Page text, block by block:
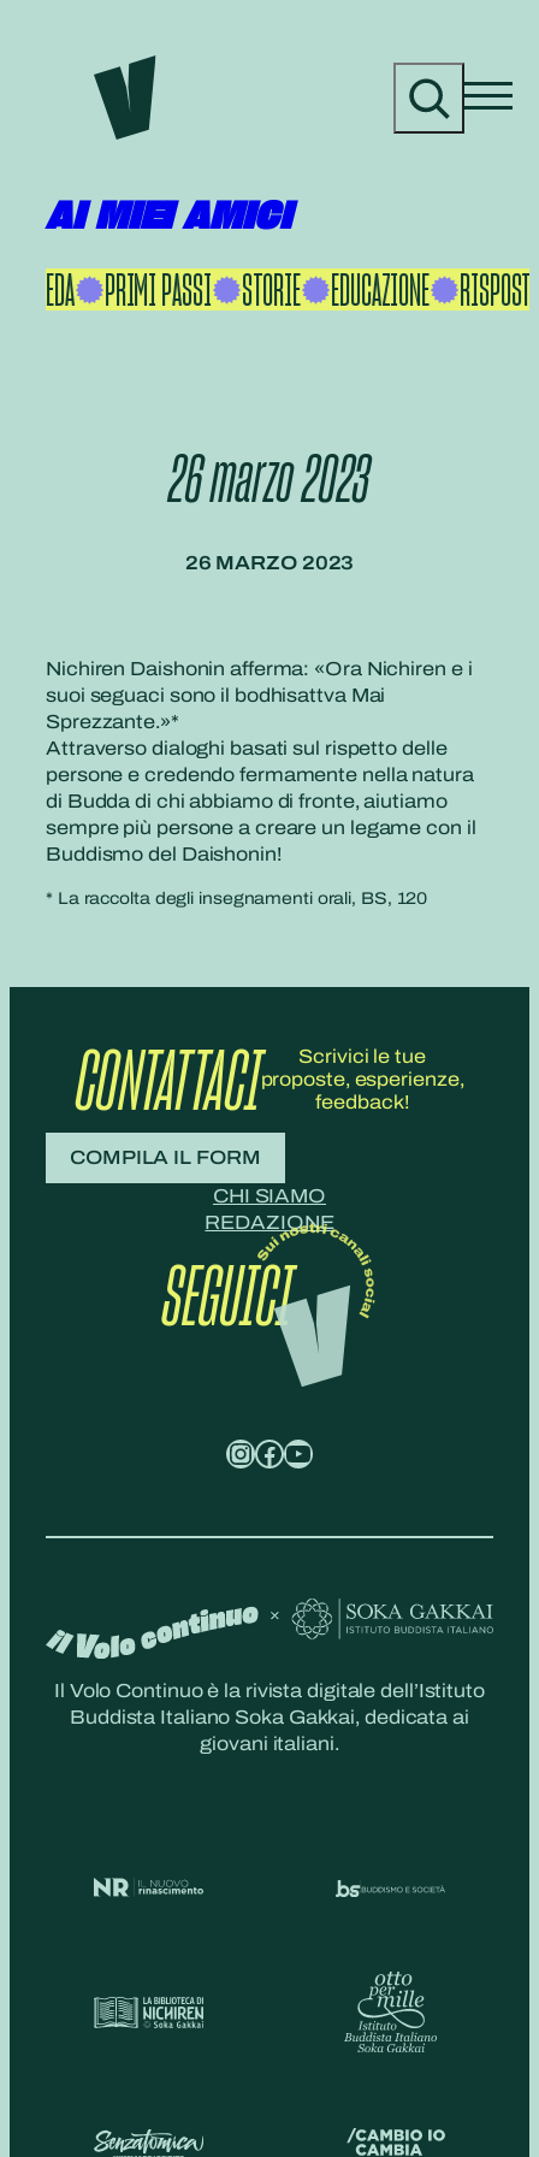
contenuto
r
AI MIEI AMICI
IKEDA PRIMI PASSI STORIE EDUCAZIONE
26 marzo 2023
26 MARZO 2023
Nichiren Daishonin afferma: «Ora Nichiren e i
suoi seguaci sono il bodhisattva Mai
Sprezzante.»*
Attraverso dialoghi basati sul rispetto delle
persone e credendo fermamente nella natura
di Budda di chi abbiamo di fronte, aiutiamo
sempre più persone a creare un legame con il
Buddismo del Daishonin!
* La raccolta degli insegnamenti orali, BS, 120
CONTATTACI
Scrivici le tue
proposte, esperienze,
feedback!
COMPILA IL FORM
CHI SIAMO
REDAZIONE
SEGUICI
InstagramFacebook YouTube
Il Volo Continuo è la rivista digitale dell’Istituto
Buddista Italiano Soka Gakkai, dedicata ai
giovani italiani.